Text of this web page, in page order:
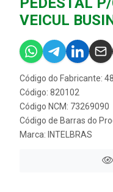
VEICUL
Código do Fabricante:
Código: 820102
Código NCM: 73269090
Código de Barras do
Marca: INTELBRAS